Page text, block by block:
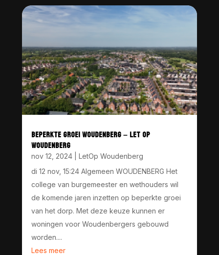
BEPERKTE GROEI WOUDENBERG – LET OP
WOUDENBERG
nov 12, 2024| LetOp Woudenberg
di 12 nov, 15:24 Algemeen WOUDENBERG Het
college van burgemeester en wethouders wil
de komende jaren inzetten op beperkte groei
van het dorp. Met deze keuze kunnen er
woningen voor Woudenbergers gebouwd
worden....
Lees meer